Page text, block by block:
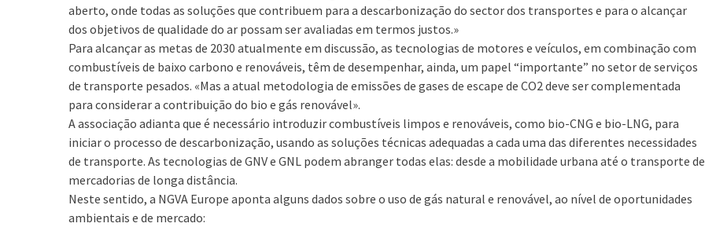
aberto, onde todas as soluções que contribuem para a descarbonização do sector dos transportes e para o alcançar
dos objetivos de qualidade do ar possam ser avaliadas em termos justos.»
Para alcançar as metas de 2030 atualmente em discussão, as tecnologias de motores e veículos, em combinação com
combustíveis de baixo carbono e renováveis, têm de desempenhar, ainda, um papel “importante” no setor de serviços
de transporte pesados. «Mas a atual metodologia de emissões de gases de escape de CO2 deve ser complementada
para considerar a contribuição do bio e gás renovável».
A associação adianta que é necessário introduzir combustíveis limpos e renováveis, como bio-CNG e bio-LNG, para
iniciar o processo de descarbonização, usando as soluções técnicas adequadas a cada uma das diferentes necessidades
de transporte. As tecnologias de GNV e GNL podem abranger todas elas: desde a mobilidade urbana até o transporte de
mercadorias de longa distância.
Neste sentido, a NGVA Europe aponta alguns dados sobre o uso de gás natural e renovável, ao nível de oportunidades
ambientais e de mercado: